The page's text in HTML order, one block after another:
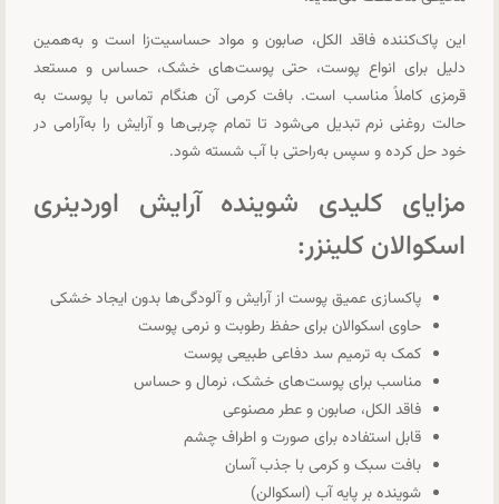
این پاک‌کننده فاقد الکل، صابون و مواد حساسیت‌زا است و به‌همین
دلیل برای انواع پوست، حتی پوست‌های خشک، حساس و مستعد
قرمزی کاملاً مناسب است. بافت کرمی آن هنگام تماس با پوست به
حالت روغنی نرم تبدیل می‌شود تا تمام چربی‌ها و آرایش را به‌آرامی در
خود حل کرده و سپس به‌راحتی با آب شسته شود.
مزایای کلیدی شوینده آرایش اوردینری
اسکوالان کلینزر:
پاکسازی عمیق پوست از آرایش و آلودگی‌ها بدون ایجاد خشکی
حاوی اسکوالان برای حفظ رطوبت و نرمی پوست
کمک به ترمیم سد دفاعی طبیعی پوست
مناسب برای پوست‌های خشک، نرمال و حساس
فاقد الکل، صابون و عطر مصنوعی
قابل استفاده برای صورت و اطراف چشم
بافت سبک و کرمی با جذب آسان
شوینده بر پایه آب (اسکوالن)